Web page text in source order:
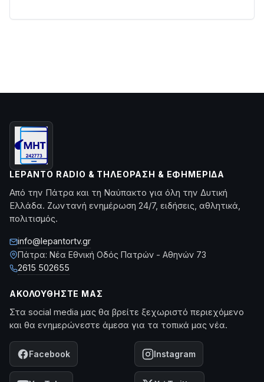
LEPANTO RADIO & ΤΗΛΕΌΡΑΣΗ & ΕΦΗΜΕΡΊΔΑ
Από την Πάτρα και τη Ναύπακτο για όλη την Δυτική
Ελλάδα. Ζωντανή ενημέρωση 24/7, ειδήσεις, αθλητικά,
πολιτισμός.
info@lepantortv.gr
Πάτρα: Νέα Εθνική Οδός Πατρών - Αθηνών 73
2615 502655
ΑΚΟΛΟΥΘΉΣΤΕ ΜΑΣ
Στα social media μας θα βρείτε ξεχωριστό περιεχόμενο
και θα ενημερώνεστε άμεσα για τα τοπικά μας νέα.
Facebook Instagram